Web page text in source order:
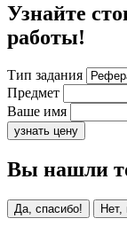
Узнайте
работы!
Тип задания
Предмет
Ваше имя
узнать цену
Вы нашли
Да, спасибо! Нет,